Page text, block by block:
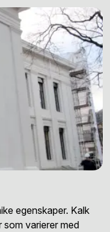
egenskaper. Kalk
som varierer med